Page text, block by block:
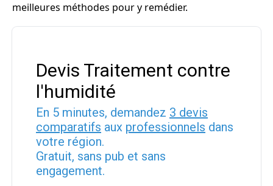
meilleures méthodes pour y remédier.
Devis Traitement contre
l'humidité
En 5 minutes, demandez 3 devis
comparatifs aux professionnels dans
votre région.
Gratuit, sans pub et sans
engagement.